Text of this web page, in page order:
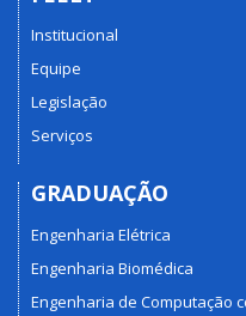
Institucional
Equipe
Legislação
Serviços
GRADUAÇÃO
Engenharia Elétrica
Engenharia Biomédica
Engenharia de Computação